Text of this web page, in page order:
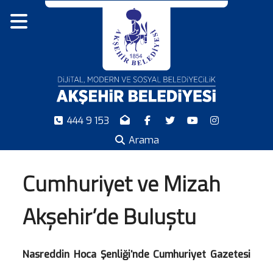
444 9 153
Arama
Cumhuriyet ve Mizah
Akşehir’de Buluştu
Nasreddin Hoca Şenliği’nde Cumhuriyet Gazetesi